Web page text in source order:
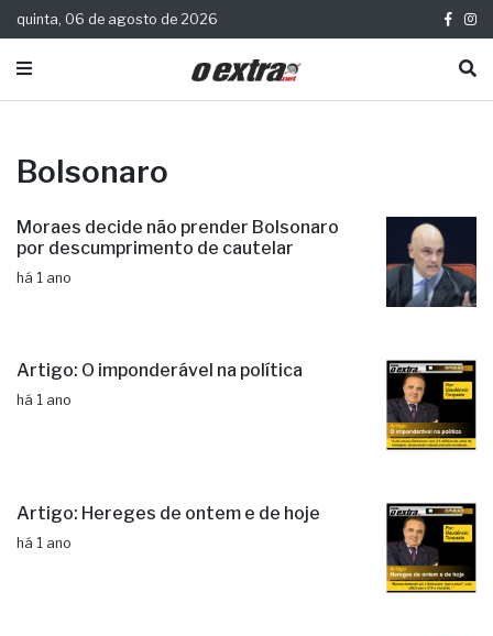
quinta, 06 de agosto de 2026
Bolsonaro
Moraes decide não prender Bolsonaro
por descumprimento de cautelar
há 1 ano
Artigo: O imponderável na política
há 1 ano
Artigo: Hereges de ontem e de hoje
há 1 ano